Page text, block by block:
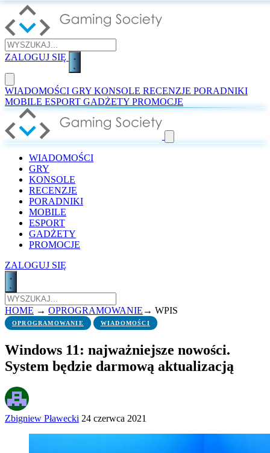
ZALOGUJ SIĘ
WIADOMOŚCI GRY KONSOLE RECENZJE PORADNIKI
MOBILE ESPORT GADŻETY PROMOCJE
WIADOMOŚCI
GRY
KONSOLE
RECENZJE
PORADNIKI
MOBILE
ESPORT
GADŻETY
PROMOCJE
ZALOGUJ SIĘ
HOME → OPROGRAMOWANIE → WPIS
OPROGRAMOWANIE WIADOMOŚCI
Windows 11: najważniejsze nowości.
System będzie darmową aktualizacją
Zbigniew Pławecki 24 czerwca 2021